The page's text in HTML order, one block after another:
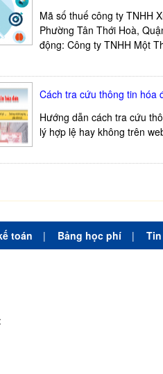
Mã số thuế công ty TNHH
Phường Tân Thới Hoà,
động: Công ty TNHH Một
Cách tra cứu thông tin hóa
Hướng dẫn cách tra cứu
lý hợp lệ hay không trên
toán | Bảng học phí |